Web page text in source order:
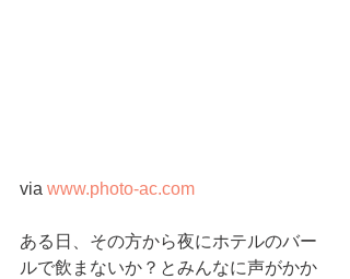
via www.photo-ac.com
ある日、その方から夜にホテルのバー
ルで飲まないか？とみんなに声がかか